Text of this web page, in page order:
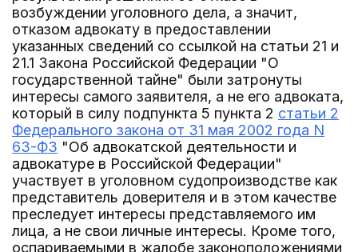
возбуждении уголовного дела, а значит,
отказом адвокату в предоставлении
указанных сведений со ссылкой на статьи 21 и
21.1 Закона Российской Федерации "О
государственной тайне" были затронуты
интересы самого заявителя, а не его адвоката,
который в силу подпункта 5 пункта 2 статьи 2
Федерального закона от 31 мая 2002 года N
63-ФЗ "Об адвокатской деятельности и
адвокатуре в Российской Федерации"
участвует в уголовном судопроизводстве как
представитель доверителя и в этом качестве
преследует интересы представляемого им
лица, а не свои личные интересы. Кроме того,
оспариваемыми в жалобе законоположениями